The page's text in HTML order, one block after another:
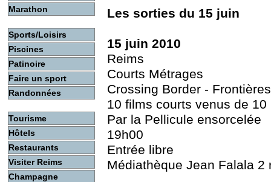
Marathon
Sports/Loisirs
Piscines
Patinoire
Faire un sport
Randonnées
Tourisme
Hôtels
Restaurants
Visiter Reims
Champagne
Les sorties du 15 juin
15 juin 2010
Reims
Courts Métrages
Crossing Border -
10 films courts venus de 10
Par la Pellicule ensorcelée
19h00
Entrée libre
Médiathèque Jean Falala